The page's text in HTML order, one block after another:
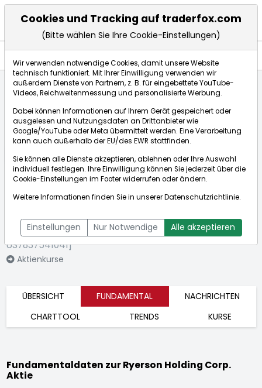
Fundamentaldaten
Börse:
Ryerson
[WKN: A1CXHX | ISIN:
US7837541041]
Aktienkurse
28,070$ +4,31%
Echtzeit-Aktienkurs Ryerson Holding Corp.
Bid:24,220$Ask:31,920$
ÜBERSICHT FUNDAMENTAL
NACHRICHTEN
CHARTTOOL
TRENDS KURSE
Fundamentaldaten zur Ryerson Holding Corp.
Aktie
Cookies und Tracking auf traderfox.com
(Bitte wählen Sie Ihre Cookie-Einstellungen)
Wir verwenden notwendige Cookies, damit unsere Website
technisch funktioniert. Mit Ihrer Einwilligung verwenden wir
außerdem Dienste von Partnern, z. B. für eingebettete YouTube-
Videos, Reichweitenmessung und personalisierte Werbung.
Dabei können Informationen auf Ihrem Gerät gespeichert oder
ausgelesen und Nutzungsdaten an Drittanbieter wie
Google/YouTube oder Meta übermittelt werden. Eine Verarbeitung
kann auch außerhalb der EU/des EWR stattfinden.
Sie können alle Dienste akzeptieren, ablehnen oder Ihre Auswahl
individuell festlegen. Ihre Einwilligung können Sie jederzeit über die
Cookie-Einstellungen im Footer widerrufen oder ändern.
Weitere Informationen finden Sie in unsererDatenschutzrichtlinie.
Einstellungen Nur Notwendige Alle akzeptieren